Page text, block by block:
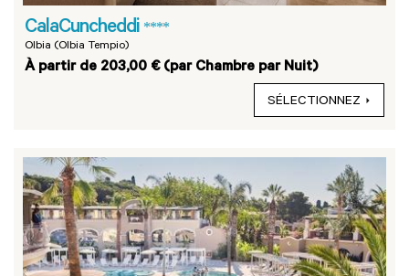
CalaCuncheddi ****
Olbia (Olbia Tempio)
À partir de 203,00 € (par Chambre par Nuit)
SÉLECTIONNEZ